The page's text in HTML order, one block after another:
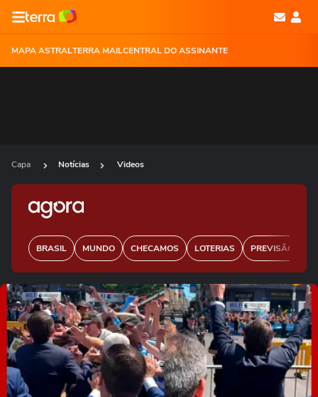
MAPA ASTRALTERRA MAILCENTRAL DO ASSINANTE
Capa Notícias Videos
BRASIL MUNDO CHECAMOS LOTERIAS PREVISÃO DO
Ops!
Não foi possível reproduzir o vídeo
Tentar novamente